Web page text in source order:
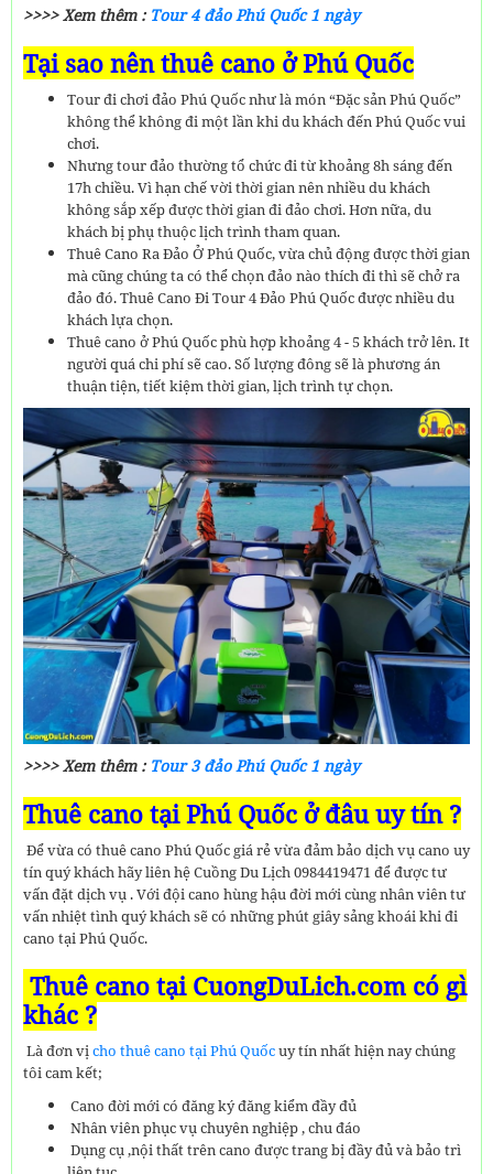
>>>> Xem thêm : Tour 4 đảo Phú Quốc 1 ngày
Tại sao nên thuê cano ở Phú Quốc
Tour đi chơi đảo Phú Quốc như là món “Đặc sản Phú Quốc”
không thể không đi một lần khi du khách đến Phú Quốc vui
chơi.
Nhưng tour đảo thường tổ chức đi từ khoảng 8h sáng đến
17h chiều. Vì hạn chế vời thời gian nên nhiều du khách
không sắp xếp được thời gian đi đảo chơi. Hơn nữa, du
khách bị phụ thuộc lịch trình tham quan.
Thuê Cano Ra Đảo Ở Phú Quốc, vừa chủ động được thời gian
mà cũng chúng ta có thể chọn đảo nào thích đi thì sẽ chở ra
đảo đó. Thuê Cano Đi Tour 4 Đảo Phú Quốc được nhiều du
khách lựa chọn.
Thuê cano ở Phú Quốc phù hợp khoảng 4 - 5 khách trở lên. It
người quá chi phí sẽ cao. Số lượng đông sẽ là phương án
thuận tiện, tiết kiệm thời gian, lịch trình tự chọn.
>>>> Xem thêm : Tour 3 đảo Phú Quốc 1 ngày
Thuê cano tại Phú Quốc ở đâu uy tín ?
Để vừa có thuê cano Phú Quốc giá rẻ vừa đảm bảo dịch vụ cano uy
tín quý khách hãy liên hệ Cuồng Du Lịch 0984419471 để được tư
vấn đặt dịch vụ . Với đội cano hùng hậu đời mới cùng nhân viên tư
vấn nhiệt tình quý khách sẽ có những phút giây sảng khoái khi đi
cano tại Phú Quốc.
Thuê cano tại CuongDuLich.com có gì
khác ?
Là đơn vịcho thuê cano tại Phú Quốcuy tín nhất hiện nay chúng
tôi cam kết;
Cano đời mới có đăng ký đăng kiểm đầy đủ
Nhân viên phục vụ chuyên nghiệp , chu đáo
Dụng cụ ,nội thất trên cano được trang bị đầy đủ và bảo trì